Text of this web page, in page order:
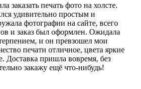
заказать печать фото на холсте.
удивительно простым и
фотографии на сайте, всего
и заказ был оформлен. Ожидала
и он превзошел мои
печати отличное, цвета яркие
Доставка пришла вовремя, без
закажу ещё что-нибудь!